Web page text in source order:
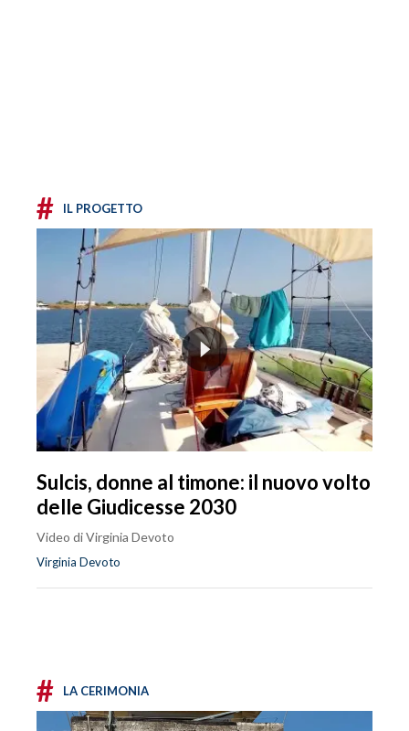
# IL PROGETTO
Sulcis, donne al timone: il nuovo volto
delle Giudicesse 2030
Video di Virginia Devoto
Virginia Devoto
# LA CERIMONIA